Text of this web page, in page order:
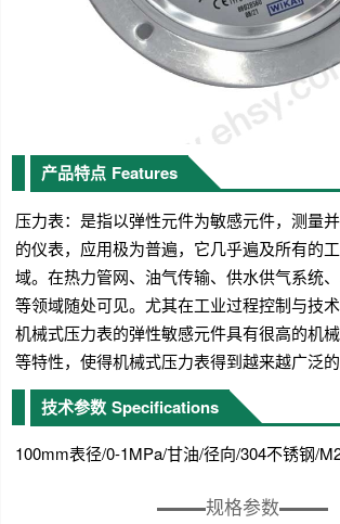
产品特点 Features
压力表：是指以弹性元件为敏感元件，测量
的仪表，应用极为普遍，它几乎遍及所有的
域。在热力管网、油气传输、供水供气系统
等领域随处可见。尤其在工业过程控制与技
机械式压力表的弹性敏感元件具有很高的机
等特性，使得机械式压力表得到越来越广泛
技术参数 Specifications
100mm表径/0-1MPa/甘油/径向/304不锈钢/
规格参数